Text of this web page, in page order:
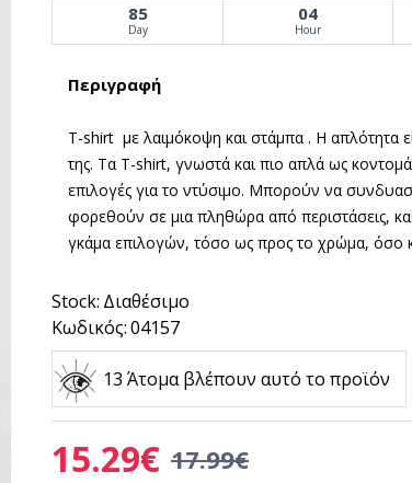
Περιγραφή
T-shirt με λαιμόκοψη και στάμπα . Η απλότητα
της. Τα T-shirt, γνωστά και πιο απλά ως
επιλογές για το ντύσιμο. Μπορούν να
φορεθούν σε μια πληθώρα από περιστάσεις,
γκάμα επιλογών, τόσο ως προς το χρώμα, όσο
Stock: Διαθέσιμο
Κωδικός:04157
85
Day
04
Hour
13 Άτομα βλέπουν αυτό το προϊόν
15.29€ 17.99€